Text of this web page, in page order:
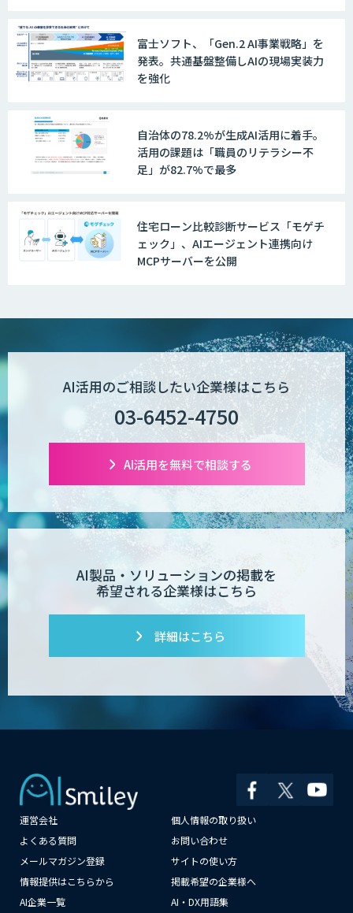
富士ソフト、「Gen.2 AI事業戦略」を
発表。共通基盤整備しAIの現場実装力
を強化
自治体の78.2%が生成AI活用に着手。
活用の課題は「職員のリテラシー不
足」が82.7%で最多
住宅ローン比較診断サービス「モゲチ
ェック」、AIエージェント連携向け
MCPサーバーを公開
AI活用のご相談したい企業様はこちら
03-6452-4750
AI活用を無料で相談する
AI製品・ソリューションの掲載を
希望される企業様はこちら
詳細はこちら
運営会社
個人情報の取り扱い
よくある質問
お問い合わせ
メールマガジン登録
サイトの使い方
情報提供はこちらから
掲載希望の企業様へ
AI企業一覧
AI・DX用語集